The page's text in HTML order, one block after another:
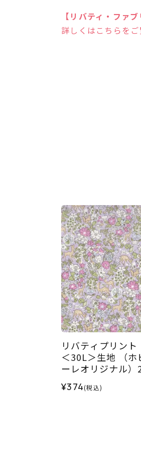
【リバティ・ファ
詳しくはこちらをご
リバティプリント
＜30L＞生地 （ホ
ーレオリジナル）
¥374(税込)